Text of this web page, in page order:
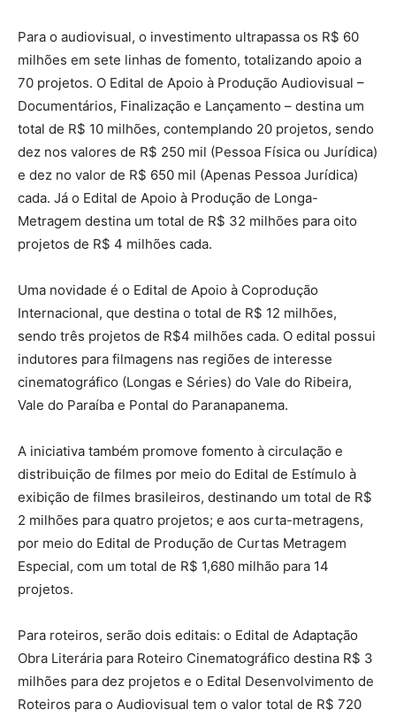
Para o audiovisual, o investimento ultrapassa os R$ 60
milhões em sete linhas de fomento, totalizando apoio a
70 projetos. O Edital de Apoio à Produção Audiovisual –
Documentários, Finalização e Lançamento – destina um
total de R$ 10 milhões, contemplando 20 projetos, sendo
dez nos valores de R$ 250 mil (Pessoa Física ou Jurídica)
e dez no valor de R$ 650 mil (Apenas Pessoa Jurídica)
cada. Já o Edital de Apoio à Produção de Longa-
Metragem destina um total de R$ 32 milhões para oito
projetos de R$ 4 milhões cada.
Uma novidade é o Edital de Apoio à Coprodução
Internacional, que destina o total de R$ 12 milhões,
sendo três projetos de R$4 milhões cada. O edital possui
indutores para filmagens nas regiões de interesse
cinematográfico (Longas e Séries) do Vale do Ribeira,
Vale do Paraíba e Pontal do Paranapanema.
A iniciativa também promove fomento à circulação e
distribuição de filmes por meio do Edital de Estímulo à
exibição de filmes brasileiros, destinando um total de R$
2 milhões para quatro projetos; e aos curta-metragens,
por meio do Edital de Produção de Curtas Metragem
Especial, com um total de R$ 1,680 milhão para 14
projetos.
Para roteiros, serão dois editais: o Edital de Adaptação
Obra Literária para Roteiro Cinematográfico destina R$ 3
milhões para dez projetos e o Edital Desenvolvimento de
Roteiros para o Audiovisual tem o valor total de R$ 720